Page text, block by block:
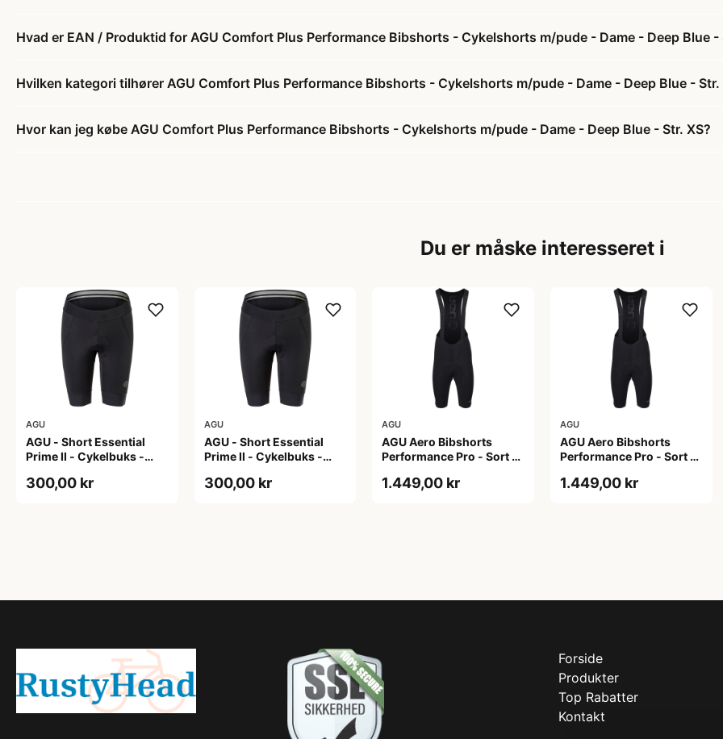
Hvad er EAN / Produktid for AGU Comfort Plus Performance Bibshorts - Cykelshorts m/pude - Dame - Deep Blue -
Hvilken kategori tilhører AGU Comfort Plus Performance Bibshorts - Cykelshorts m/pude - Dame - Deep Blue - Str.
Hvor kan jeg købe AGU Comfort Plus Performance Bibshorts - Cykelshorts m/pude - Dame - Deep Blue - Str. XS?
Du er måske interesseret i
AGU
AGU - Short Essential
Prime II - Cykelbuks -
300,00 kr
AGU
AGU - Short Essential
Prime II - Cykelbuks -
300,00 kr
AGU
AGU Aero Bibshorts
Performance Pro - Sort -
1.449,00 kr
AGU
AGU Aero Bibshorts
Performance Pro - Sort -
1.449,00 kr
Forside
Produkter
Top Rabatter
Kontakt